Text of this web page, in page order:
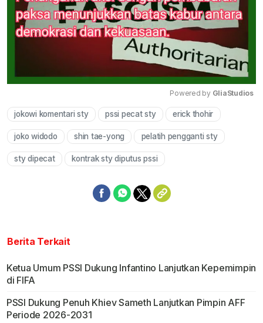
Mute
Powered by GliaStudios
jokowi komentari sty pssi pecat sty erick thohir
joko widodo shin tae-yong pelatih pengganti sty
sty dipecat kontrak sty diputus pssi
Berita Terkait
Ketua Umum PSSI Dukung Infantino Lanjutkan Kepemimpin
di FIFA
PSSI Dukung Penuh Khiev Sameth Lanjutkan Pimpin AFF
Periode 2026-2031